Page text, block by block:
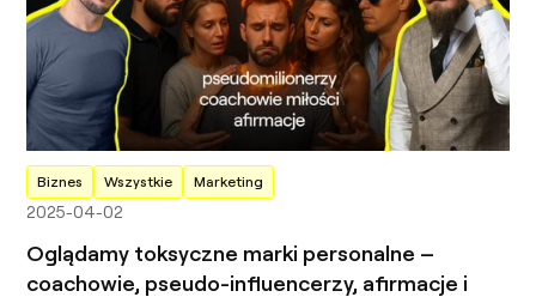
Biznes Wszystkie Marketing
2025-04-02
Oglądamy toksyczne marki personalne –
coachowie, pseudo-influencerzy, afirmacje i